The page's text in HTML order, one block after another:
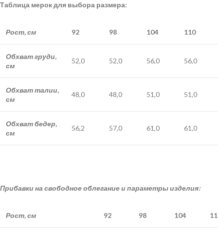
Таблица мерок для выбора размера:
Рост, см 92 98 104 110
Обхват груди,
см
52,0 52,0 56,0 56,0
Обхват талии,
см
48,0 48,0 51,0 51,0
Обхват бедер,
см
56,2 57,0 61,0 61,0
Прибавки на свободное облегание и параметры изделия:
Рост, см 92 98 104